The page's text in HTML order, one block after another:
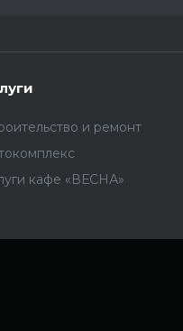
и ремонт
кафе «ВЕСНА»